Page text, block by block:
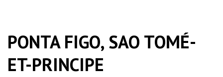
PONTA FIGO, SAO TOMÉ-
ET-PRINCIPE